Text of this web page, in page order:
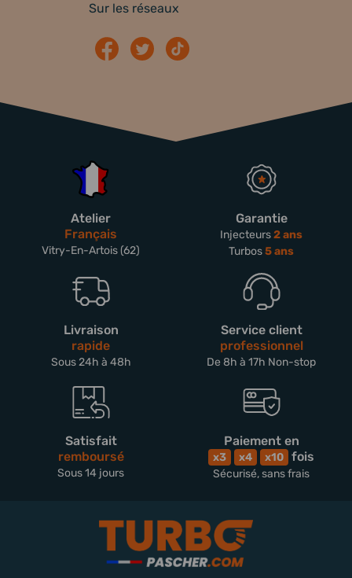
Sur les réseaux
Atelier
Français
Vitry-En-Artois (62)
Garantie
Injecteurs2 ans
Turbos5 ans
Livraison
rapide
Sous 24h à 48h
Service client
professionnel
De 8h à 17h Non-stop
Satisfait
remboursé
Sous 14 jours
Paiement en
x3 x4 x10 fois
Sécurisé, sans frais